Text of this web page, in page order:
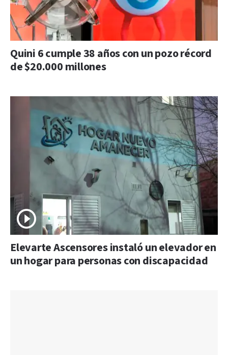
Quini 6 cumple 38 años con un pozo récord
de $20.000 millones
Elevarte Ascensores instaló un elevador en
un hogar para personas con discapacidad